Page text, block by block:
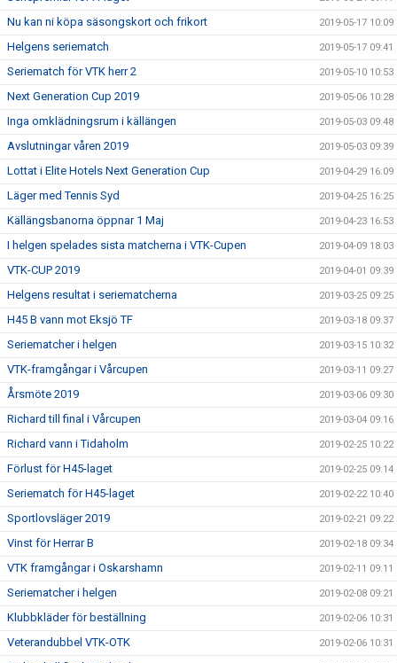
Nu kan ni köpa säsongskort och frikort 2019-05-17 10:09
Helgens seriematch 2019-05-17 09:41
Seriematch för VTK herr 2 2019-05-10 10:53
Next Generation Cup 2019 2019-05-06 10:28
Inga omklädningsrum i källängen 2019-05-03 09:48
Avslutningar våren 2019 2019-05-03 09:39
Lottat i Elite Hotels Next Generation Cup 2019-04-29 16:09
Läger med Tennis Syd 2019-04-25 16:25
Källängsbanorna öppnar 1 Maj 2019-04-23 16:53
I helgen spelades sista matcherna i VTK-Cupen 2019-04-09 18:03
VTK-CUP 2019 2019-04-01 09:39
Helgens resultat i seriematcherna 2019-03-25 09:25
H45 B vann mot Eksjö TF 2019-03-18 09:37
Seriematcher i helgen 2019-03-15 10:32
VTK-framgångar i Vårcupen 2019-03-11 09:27
Årsmöte 2019 2019-03-06 09:30
Richard till final i Vårcupen 2019-03-04 09:16
Richard vann i Tidaholm 2019-02-25 10:22
Förlust för H45-laget 2019-02-25 09:14
Seriematch för H45-laget 2019-02-22 10:40
Sportlovsläger 2019 2019-02-21 09:22
Vinst för Herrar B 2019-02-18 09:34
VTK framgångar i Oskarshamn 2019-02-11 09:11
Seriematcher i helgen 2019-02-08 09:21
Klubbkläder för beställning 2019-02-06 10:31
Veterandubbel VTK-OTK 2019-02-06 10:31